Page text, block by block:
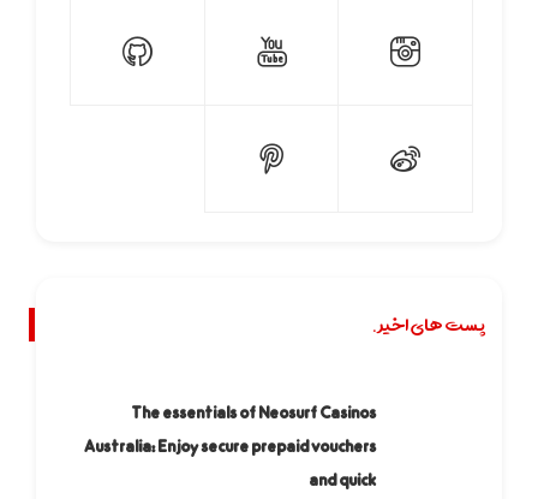
پست های اخیر.
The essentials of Neosurf Casinos
Australia: Enjoy secure prepaid vouchers
and quick